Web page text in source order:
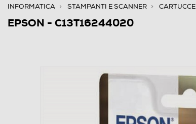
INFORMATICA STAMPANTI E SCANNER CARTUCCE
EPSON - C13T16244020